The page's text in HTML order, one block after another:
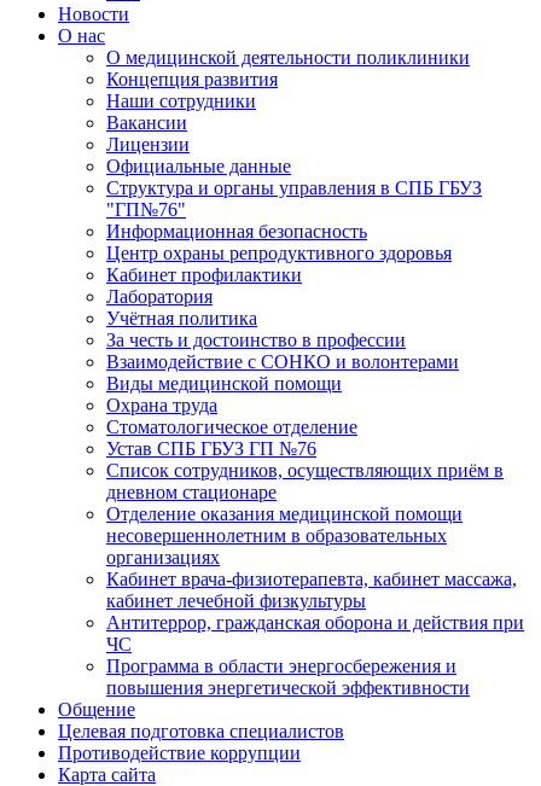
Новости
О нас
О медицинской деятельности поликлиники
Концепция развития
Наши сотрудники
Вакансии
Лицензии
Официальные данные
Структура и органы управления в СПБ ГБУЗ
"ГП№76"
Информационная безопасность
Центр охраны репродуктивного здоровья
Кабинет профилактики
Лаборатория
Учётная политика
За честь и достоинство в профессии
Взаимодействие с СОНКО и волонтерами
Виды медицинской помощи
Охрана труда
Стоматологическое отделение
Устав СПБ ГБУЗ ГП №76
Список сотрудников, осуществляющих приём в
дневном стационаре
Отделение оказания медицинской помощи
несовершеннолетним в образовательных
организациях
Кабинет врача-физиотерапевта, кабинет массажа,
кабинет лечебной физкультуры
Антитеррор, гражданская оборона и действия при
ЧС
Программа в области энергосбережения и
повышения энергетической эффективности
Общение
Целевая подготовка специалистов
Противодействие коррупции
Карта сайта